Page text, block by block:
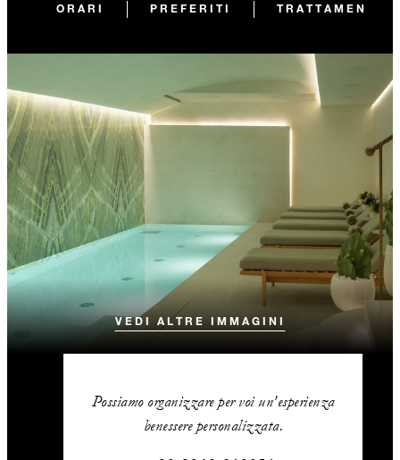
ORARI PREFERITI TRATTAMENTI
VEDI ALTRE IMMAGINI
Possiamo organizzare per voi un’esperienza
benessere personalizzata.